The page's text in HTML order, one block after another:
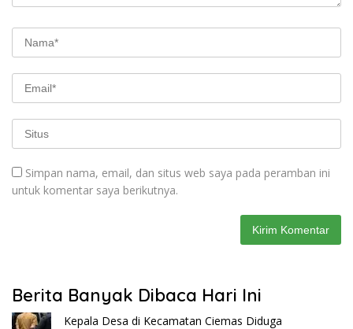
Simpan nama, email, dan situs web saya pada peramban ini
untuk komentar saya berikutnya.
Berita Banyak Dibaca Hari Ini
Kepala Desa di Kecamatan Ciemas Diduga